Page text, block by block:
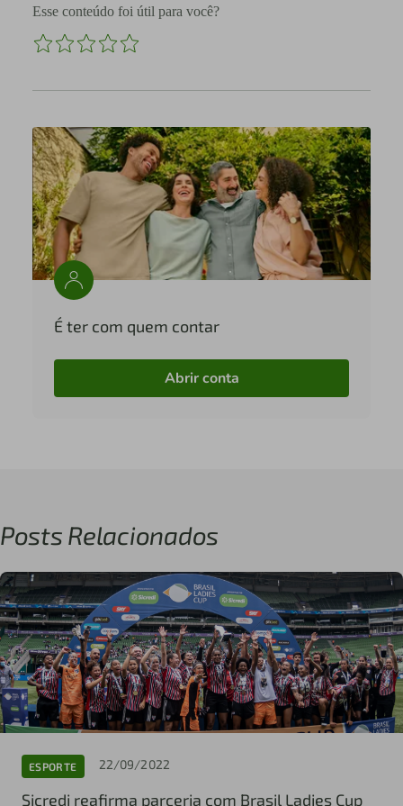
Esse conteúdo foi útil para você?
É ter com quem contar
Abrir conta
Posts Relacionados
ESPORTE 22/09/2022
Sicredi reafirma parceria com Brasil Ladies Cup